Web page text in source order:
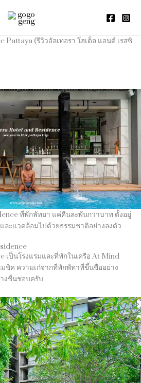
(รีวิวอัลเทอรา โฮเต็ล แอนด์ เรสซิ
ที่พักพัทยา แค่คืนละพันกว่าบาท ตั้งอยู่
ละแวดล้อมไปด้วยธรรมชาติอย่างลงตัว
เป็นโรงแรมและที่พักในเครือ At Mind
ชิค ความเก๋จากที่พักพัทาที่ขึ้นชื่ออย่าง
งชื่นชอบครับ